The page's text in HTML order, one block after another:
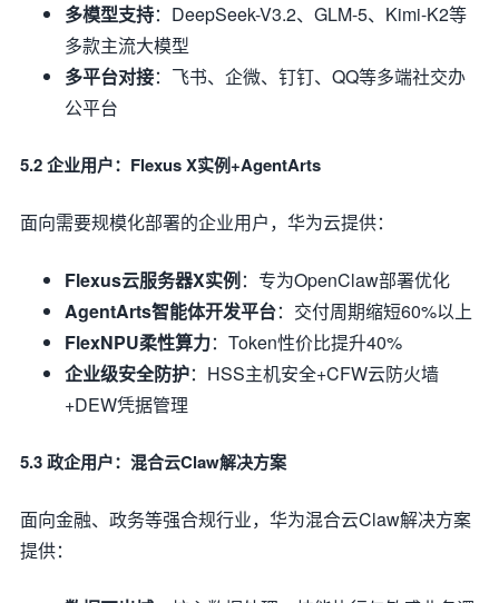
多模型支持：DeepSeek-V3.2、GLM-5、Kimi-K2等
多款主流大模型
多平台对接：飞书、企微、钉钉、QQ等多端社交办
公平台
5.2 企业用户：Flexus X实例+AgentArts
面向需要规模化部署的企业用户，华为云提供：
Flexus云服务器X实例：专为OpenClaw部署优化
AgentArts智能体开发平台：交付周期缩短60%以上
FlexNPU柔性算力：Token性价比提升40%
企业级安全防护：HSS主机安全+CFW云防火墙
+DEW凭据管理
5.3 政企用户：混合云Claw解决方案
面向金融、政务等强合规行业，华为混合云Claw解决方案
提供：